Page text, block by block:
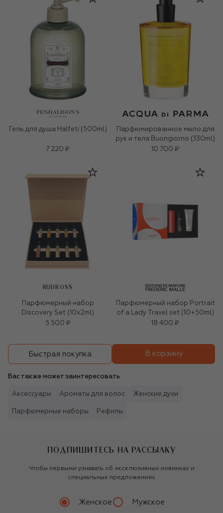
Гель для душа Halfeti (500ml)
7 220 ₽
Парфюмированное мыло для
рук и тела Buongiorno (330ml)
10 700 ₽
RUDROSS
Парфюмерный набор
Discovery Set (10x2ml)
5 500 ₽
Парфюмерный набор Portrait
of a Lady Travel set (10+50ml)
18 400 ₽
Быстрая покупка В корзину
Вас также может заинтересовать
Аксессуары Ароматы для волос Женские духи
Парфюмерные наборы Рефилы
ПОДПИШИТЕСЬ НА РАССЫЛКУ
Чтобы первыми узнавать об эксклюзивных новинках и
специальных предложениях
Женское Мужское